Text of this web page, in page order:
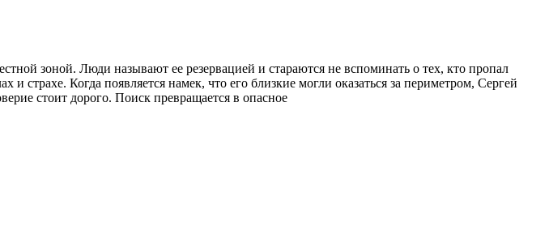
зоной. Люди называют ее резервацией и стараются не вспоминать о тех, кто пропал
страхе. Когда появляется намек, что его близкие могли оказаться за периметром, Сергей
стоит дорого. Поиск превращается в опасное